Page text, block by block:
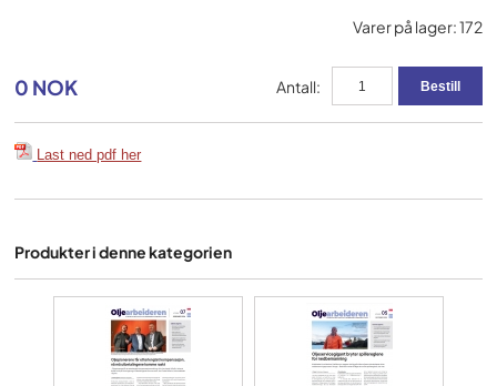
Varer på lager: 172
0 NOK Antall:
Last ned pdf her
Produkter i denne kategorien